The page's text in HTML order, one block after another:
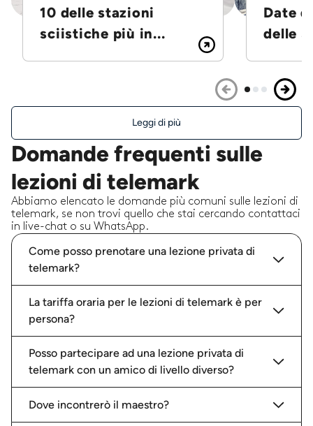
10 delle stazioni
sciistiche più in...
Date
delle
Leggi di più
Domande frequenti sulle
lezioni di telemark
Abbiamo elencato le domande più comuni sulle lezioni di
telemark, se non trovi quello che stai cercando contattaci
in live-chat o su WhatsApp.
Come posso prenotare una lezione privata di
telemark?
La tariffa oraria per le lezioni di telemark è per
persona?
Posso partecipare ad una lezione privata di
telemark con un amico di livello diverso?
Dove incontrerò il maestro?